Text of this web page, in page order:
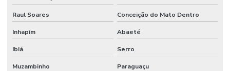
Reparo De Orbitrol Para Tratores E Empilhadeiras
Reparo Em Sistemas Hidráulicos
Raul Soares Conceição do Mato Dentro
Inhapim Abaeté
Ibiá Serro
Muzambinho Paraguaçu